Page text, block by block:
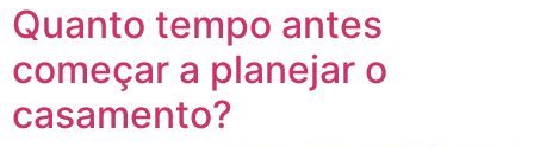
Quanto tempo antes
começar a planejar o
casamento?